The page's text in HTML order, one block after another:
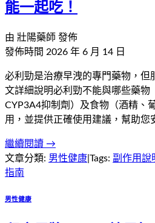
能一起吃！
由 壯陽藥師 發佈
發佈時間 2026 年 6 月 14 日
必利勁是治療早洩的專門藥物，但
文詳細說明必利勁不能與哪些藥物
CYP3A4抑制劑）及食物（酒精、
用，並提供正確使用建議，幫助您
繼續閱讀 →
文章分類: 男性健康 Tags: 副作用說
指南
男性健康